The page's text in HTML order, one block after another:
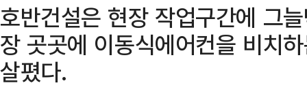
호반건설은 현장 작업구간에 그
장 곳곳에 이동식에어컨을 비치
살폈다.